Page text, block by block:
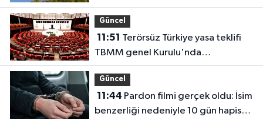
Güncel
11:51
TBMM genel Kurulu'nda
görüşülecek.
Güncel
11:44
benzerliği nedeniyle 10 gün hapis